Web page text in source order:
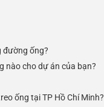
đường ống?
nào cho dự án của bạn?
ống tại TP Hồ Chí Minh?